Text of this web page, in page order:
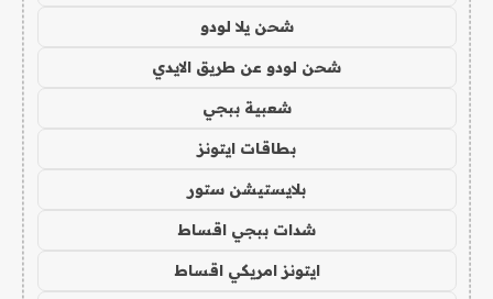
شحن يلا لودو
شحن لودو عن طريق الايدي
شعبية ببجي
بطاقات ايتونز
بلايستيشن ستور
شدات ببجي اقساط
ايتونز امريكي اقساط